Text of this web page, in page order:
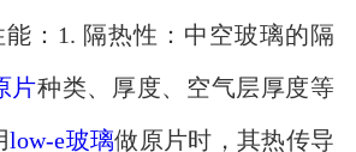
能：1. 隔热性：中空玻璃的隔
片种类、厚度、空气层厚度等
low-e玻璃做原片时，其热传导